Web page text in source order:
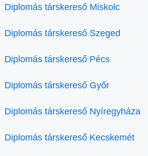
Diplomás társkereső Miskolc
Diplomás társkereső Szeged
Diplomás társkereső Pécs
Diplomás társkereső Győr
Diplomás társkereső Nyíregyháza
Diplomás társkereső Kecskemét